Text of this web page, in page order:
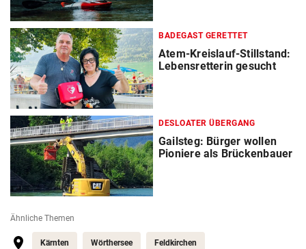
BADEGAST GERETTET
Atem-Kreislauf-Stillstand:
Lebensretterin gesucht
DESLOATER ÜBERGANG
Gailsteg: Bürger wollen
Pioniere als Brückenbauer
Ähnliche Themen
Kärnten Wörthersee Feldkirchen